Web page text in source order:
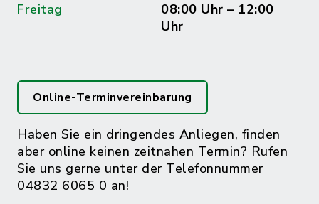
Freitag
08:00 Uhr – 12:00
Uhr
Online-Terminvereinbarung
Haben Sie ein dringendes Anliegen, finden
aber online keinen zeitnahen Termin? Rufen
Sie uns gerne unter der Telefonnummer
04832 6065 0 an!